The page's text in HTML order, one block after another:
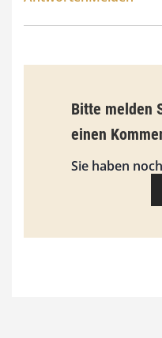
Bitte melden
einen
Sie haben